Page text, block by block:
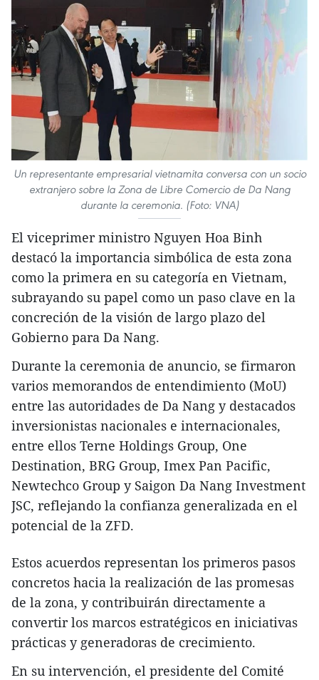
Un representante empresarial vietnamita conversa con un socio
extranjero sobre la Zona de Libre Comercio de Da Nang
durante la ceremonia. (Foto: VNA)
El viceprimer ministro Nguyen Hoa Binh
destacó la importancia simbólica de esta zona
como la primera en su categoría en Vietnam,
subrayando su papel como un paso clave en la
concreción de la visión de largo plazo del
Gobierno para Da Nang.
Durante la ceremonia de anuncio, se firmaron
varios memorandos de entendimiento (MoU)
entre las autoridades de Da Nang y destacados
inversionistas nacionales e internacionales,
entre ellos Terne Holdings Group, One
Destination, BRG Group, Imex Pan Pacific,
Newtechco Group y Saigon Da Nang Investment
JSC, reflejando la confianza generalizada en el
potencial de la ZFD.
Estos acuerdos representan los primeros pasos
concretos hacia la realización de las promesas
de la zona, y contribuirán directamente a
convertir los marcos estratégicos en iniciativas
prácticas y generadoras de crecimiento.
En su intervención, el presidente del Comité